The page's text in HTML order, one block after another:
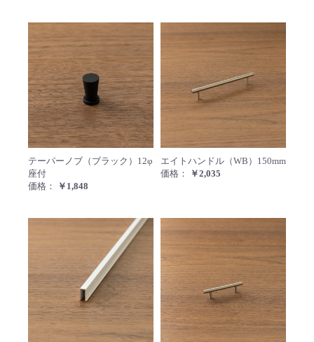
テーパーノブ（ブラック）12φ
座付
価格：
￥1,848
エイトハンドル（WB）150mm
価格：
￥2,035